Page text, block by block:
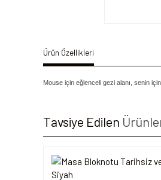
Ürün Özellikleri
Mouse için eğlenceli gezi alanı, senin
Tavsiye Edilen